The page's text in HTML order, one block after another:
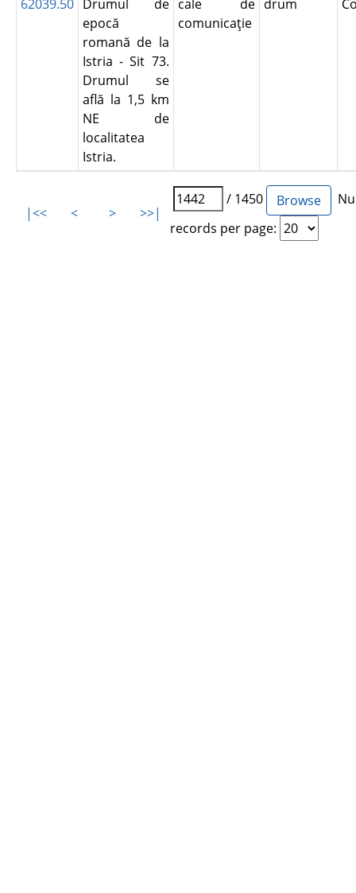
62039.50
Drumul de
epocă
romană de la
Istria - Sit 73.
Drumul se
află la 1,5 km
NE de
localitatea
Istria.
cale de
comunicaţie
drum
|<< < > >>|
/ 1450
records per page: